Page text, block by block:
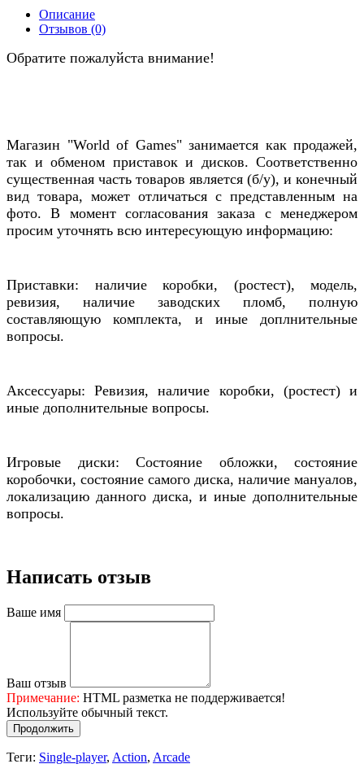
Описание
Отзывов (0)
Обратите пожалуйста внимание!
Магазин "World of Games" занимается как продажей,
так и обменом приставок и дисков. Соответственно
существенная часть товаров является (б/у), и конечный
вид товара, может отличаться с представленным на
фото. В момент согласования заказа с менеджером
просим уточнять всю интересующую информацию:
Приставки: наличие коробки, (ростест), модель,
ревизия, наличие заводских пломб, полную
составляющую комплекта, и иные доплнительные
вопросы.
Аксессуары: Ревизия, наличие коробки, (ростест) и
иные дополнительные вопросы.
Игровые диски: Состояние обложки, состояние
коробочки, состояние самого диска, наличие мануалов,
локализацию данного диска, и иные дополнительные
вопросы.
Написать отзыв
Ваше имя
Ваш отзыв
Примечание: HTML разметка не поддерживается!
Используйте обычный текст.
Продолжить
Теги: Single-player, Action, Arcade